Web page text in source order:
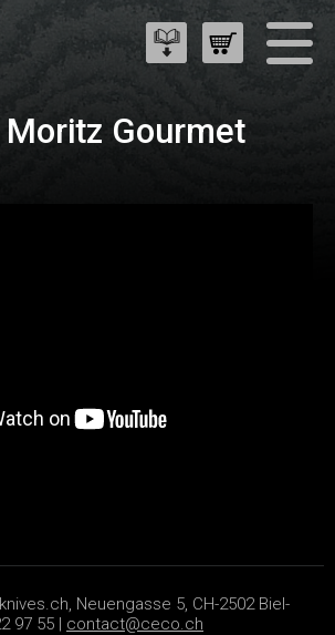
Gourmet
Neuengasse 5, CH-2502 Biel-
97 55 | contact@ceco.ch